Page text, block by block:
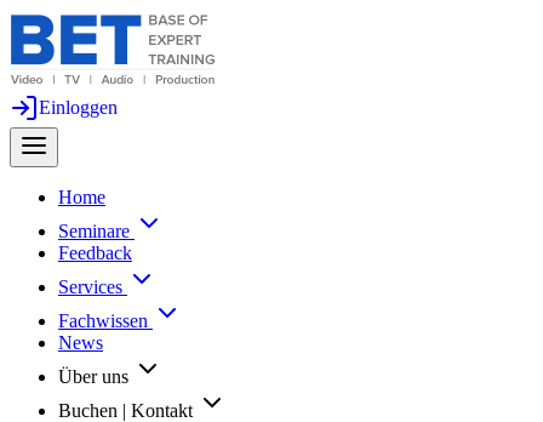
Einloggen
Home
Seminare
Feedback
Services
Fachwissen
News
Über uns
Buchen | Kontakt